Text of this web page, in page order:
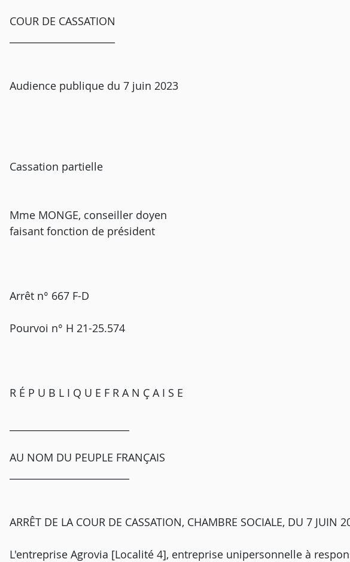
COUR DE CASSATION
Audience publique du 7 juin 2023
Cassation partielle
Mme MONGE, conseiller doyen
faisant fonction de président
Arrêt n° 667 F-D
Pourvoi n° H 21-25.574
R É P U B L I Q U E F R A N Ç A I S E
AU NOM DU PEUPLE FRANÇAIS
ARRÊT DE LA COUR DE CASSATION, CHAMBRE SOCIALE, DU 7 JUIN
L'entreprise Agrovia [Localité 4], entreprise unipersonnelle à